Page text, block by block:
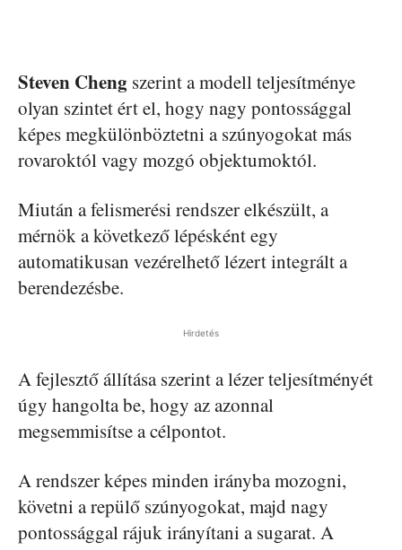
Steven Cheng szerint a modell teljesítménye
olyan szintet ért el, hogy nagy pontossággal
képes megkülönböztetni a szúnyogokat más
rovaroktól vagy mozgó objektumoktól.
Miután a felismerési rendszer elkészült, a
mérnök a következő lépésként egy
automatikusan vezérelhető lézert integrált a
berendezésbe.
Hirdetés
A fejlesztő állítása szerint a lézer teljesítményét
úgy hangolta be, hogy az azonnal
megsemmisítse a célpontot.
A rendszer képes minden irányba mozogni,
követni a repülő szúnyogokat, majd nagy
pontossággal rájuk irányítani a sugarat. A